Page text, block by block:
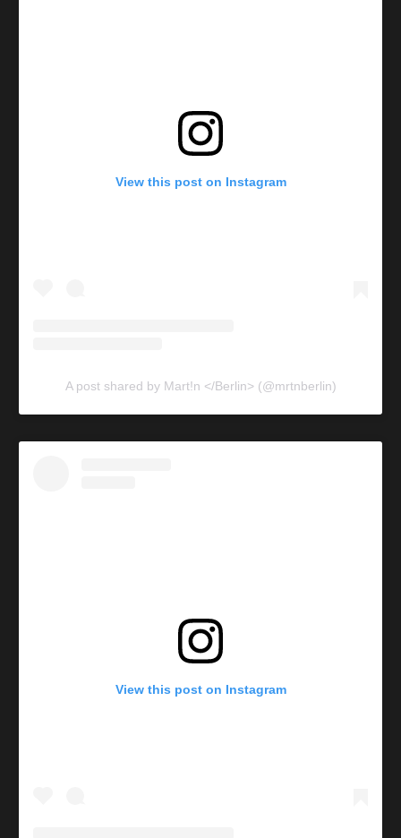
View this post on Instagram
A post shared by Mart!n </Berlin> (@mrtnberlin)
View this post on Instagram